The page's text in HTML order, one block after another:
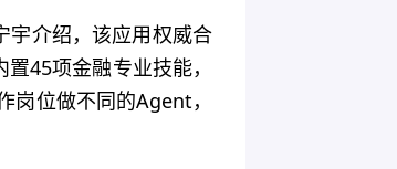
宇介绍，该应用权威合
45项金融专业技能，
岗位做不同的Agent，